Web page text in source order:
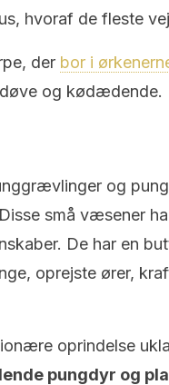
hvoraf de fleste
der bor i
og kødædende.
og
Disse små væsener
De har en
oprejste ører,
oprindelse
pungdyr og